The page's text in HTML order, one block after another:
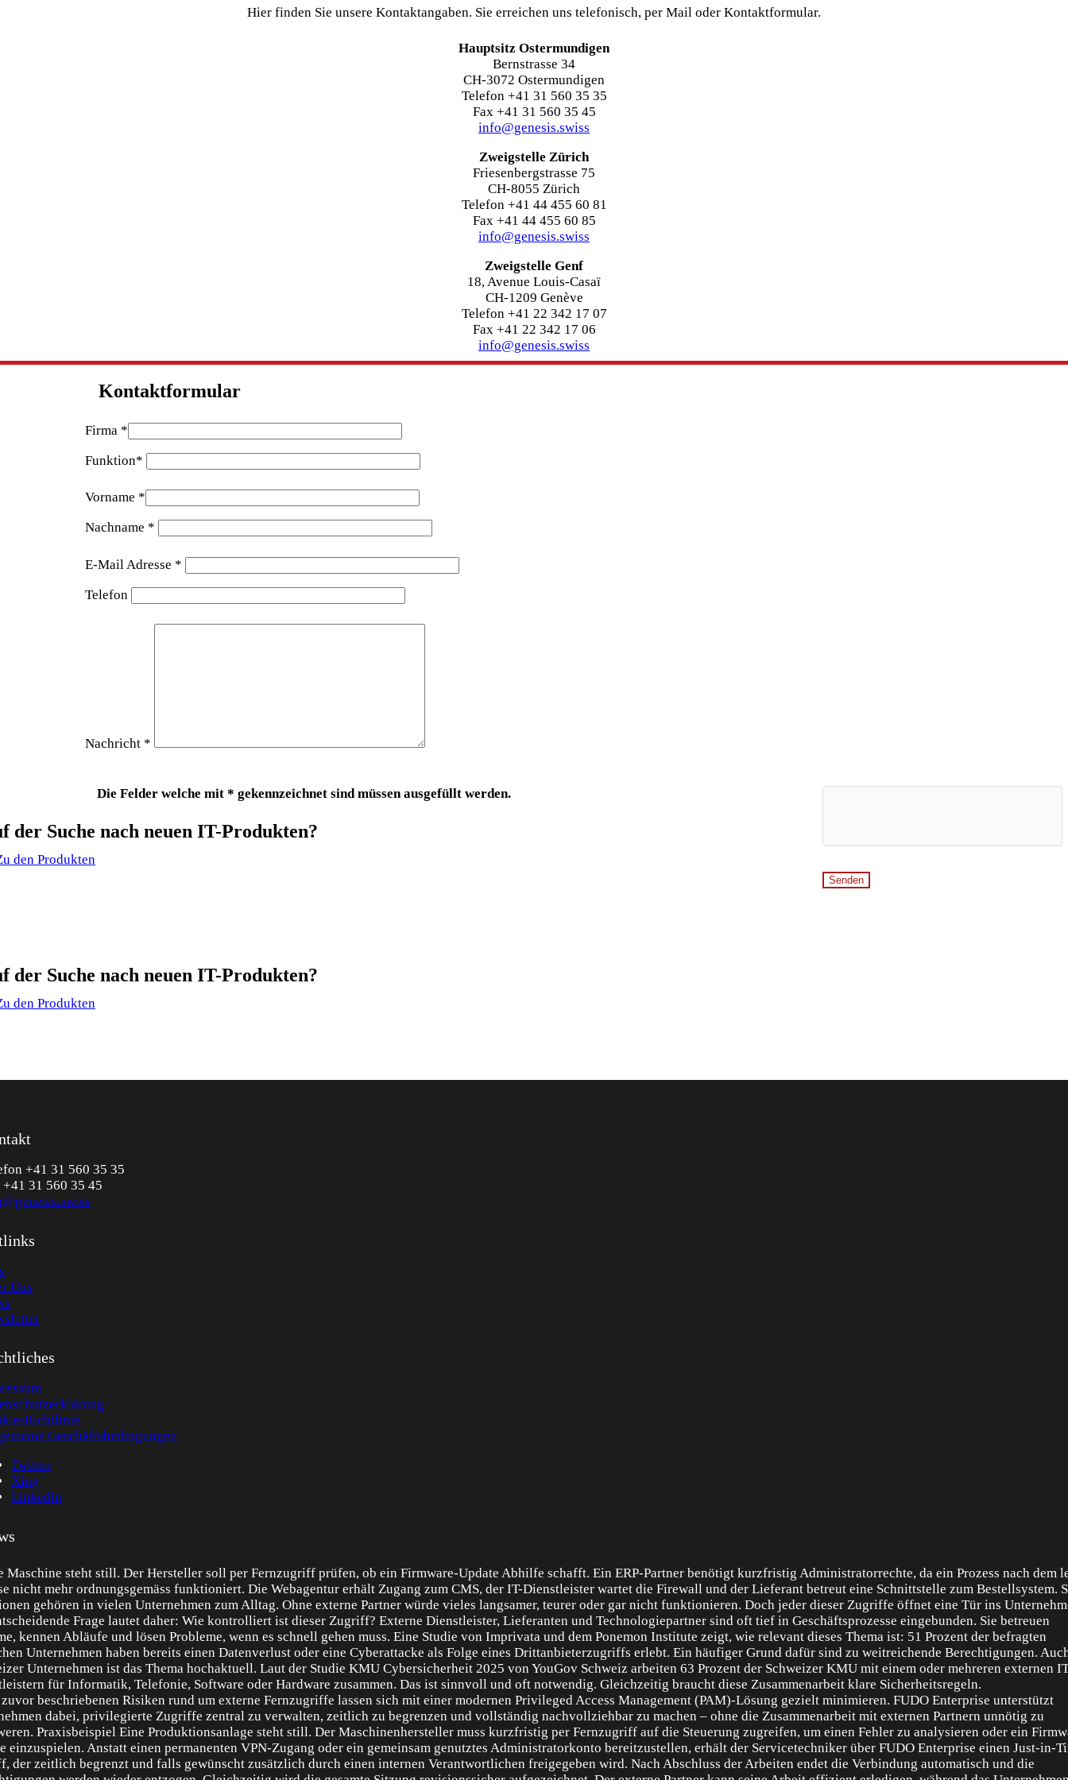
Hier finden Sie unsere Kontaktangaben. Sie erreichen uns telefonisch, per Mail oder Kontaktformular.
Hauptsitz Ostermundigen
Bernstrasse 34
CH-3072 Ostermundigen
Telefon +41 31 560 35 35
Fax +41 31 560 35 45
info@genesis.swiss
Zweigstelle Zürich
Friesenbergstrasse 75
CH-8055 Zürich
Telefon +41 44 455 60 81
Fax +41 44 455 60 85
info@genesis.swiss
Zweigstelle Genf
18, Avenue Louis-Casaï
CH-1209 Genève
Telefon +41 22 342 17 07
Fax +41 22 342 17 06
info@genesis.swiss
Kontaktformular
Firma *
Funktion*
Vorname *
Nachname *
E-Mail Adresse *
Telefon
Nachricht *
Die Felder welche mit * gekennzeichnet sind müssen ausgefüllt werden.
der Suche nach neuen IT-Produkten?
den Produkten
der Suche nach neuen IT-Produkten?
den Produkten
+41 31 560 35 35
+41 31 560 35 45
Uns
Richtlinie
Geschäftsbedingungen
Twitter
Xing
Linkedin